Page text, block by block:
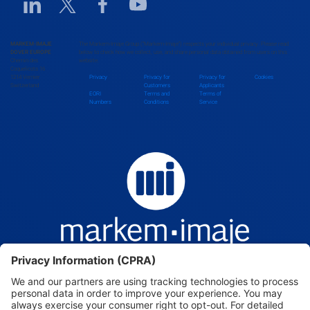
Bolivia
Bulgaria
Linkedin URL link
Twitter URL linkFacebook URL link
Youtube URL link
MARKEM-IMAJE
DOVER EUROPE
Chemin des
Coquelicots 16
1214 Vernier
Switzerland
The Markem-Imaje Group (“Markem-Imaje”) respects your individual privacy. Please read
below to check how we collect, use, and share personal data obtained from users on this
website.
Privacy
Privacy for
Customers
Privacy for
Applicants
Cookies
EORI
Numbers
Terms and
Conditions
Terms of
Service